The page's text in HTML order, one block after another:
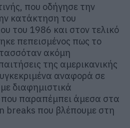
που οδήγησε την
κατάκτηση του
του 1986 και στον τελικό
πεπεισμένος πως το
ακόμη
της αμερικανικής
αναφορά σε
διαφημιστικά
που παραπέμπει άμεσα στα
breaks που βλέπουμε στη